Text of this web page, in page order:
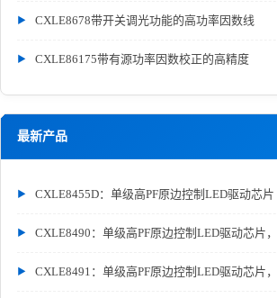
CXLE8678带开关调光功能的高功率因数线
CXLE86175带有源功率因数校正的高精度
最新产品
CXLE8455D：单级高PF原边控制LED驱动芯片
CXLE8490：单级高PF原边控制LED驱动芯片，
CXLE8491：单级高PF原边控制LED驱动芯片，